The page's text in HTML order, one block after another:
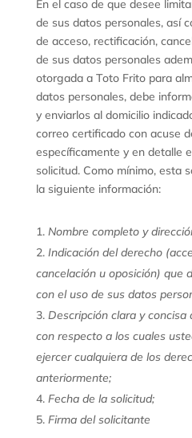
En el caso de que desee
de sus datos personales, así
de acceso, rectificación,
de sus datos personales
otorgada a Toto Frito para
datos personales, debe
y enviarlos al domicilio
correo certificado con acuse
específicamente y en detalle
solicitud. Como mínimo, esta
la siguiente información:
Nombre completo y
Indicación del derecho
cancelación u oposición) que
con el uso de sus datos
Descripción clara y
con respecto a los cuales
ejercer cualquiera de los
anteriormente;
Fecha de la solicitud;
Firma del solicitante